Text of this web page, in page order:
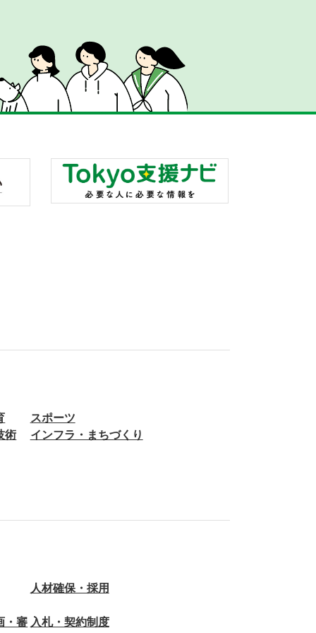
スポーツ
術
インフラ・まちづくり
人材確保・採用
・審 入札・契約制度